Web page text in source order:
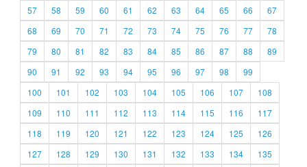
57
58 59 60 61 62 63 64 65 66
67
68
69 70 71 72 73 74 75 76 77
78
79
80 81 82 83 84 85 86 87 88
89
90
91 92 93 94 95 96 97 98
99
100
101 102 103 104 105 106 107
108
109
110 111 112 113 114 115 116
117
118
119 120 121 122 123 124 125
126
127
128 129 130 131 132 133 134
135